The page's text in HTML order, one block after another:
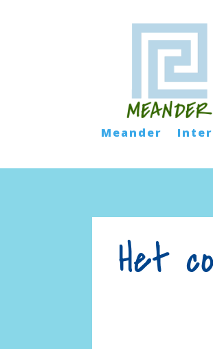
Meander
Het